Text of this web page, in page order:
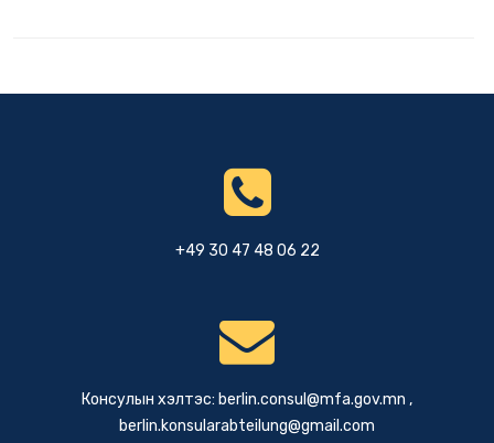
+49 30 47 48 06 22
Консулын хэлтэс: berlin.consul@mfa.gov.mn ,
berlin.konsularabteilung@gmail.com